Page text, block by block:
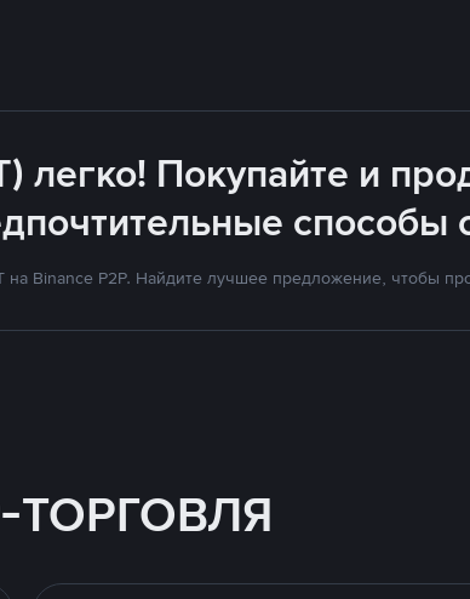
легко! Покупайте и
способы
на Binance P2P. Найдите лучшее предложение, чтобы
ТОРГОВЛЯ